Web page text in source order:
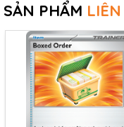
SẢN PHẨM